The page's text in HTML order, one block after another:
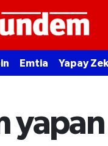
Emtia Yapay